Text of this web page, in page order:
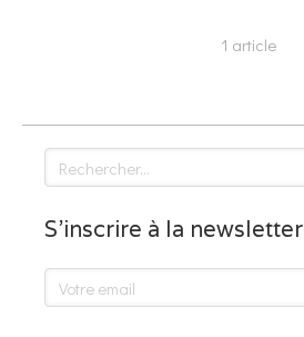
1 article
Rechercher
S'inscrire à la newsletter
Votre email